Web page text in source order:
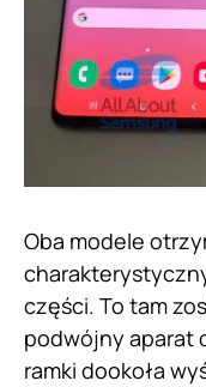
Oba modele
części. To tam
podwójny aparat
ramki dookoła